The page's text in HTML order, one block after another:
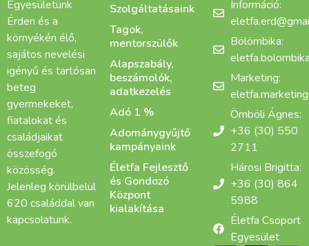
Egyesületünk
Érden és a
környékén élő,
sajátos nevelési
igényű és tartósan
beteg
gyermekeket,
fiatalokat és
családjaikat
összefogó
közösség.
Jelenleg körülbelül
620 családdal van
kapcsolatunk.
Szolgáltatásaink
Tagok,
mentorszülők
Alapszabály,
beszámolók,
adatkezelés
Adó 1 %
Adománygyűjtő
kampányaink
Életfa Fejlesztő
és Gondozó
Központ
kialakítása
Információ:
Bölömbika:
Marketing:
Ömböli Ágnes:
+36 (30) 550
2711
Hárosi Brigitta:
+36 (30) 864
5988
Életfa Csoport
Egyesület